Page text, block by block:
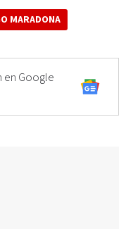
MARADONA
en Google